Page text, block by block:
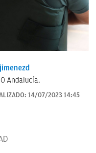
Andalucía.
14/07/2023 14:45